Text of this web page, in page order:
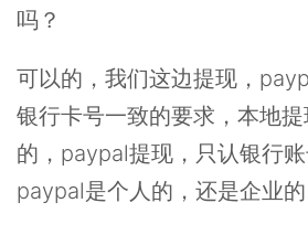
吗？
可以的，我们这边提现，
银行卡号一致的要求，本地
的，paypal提现，只认银行
paypal是个人的，还是企业